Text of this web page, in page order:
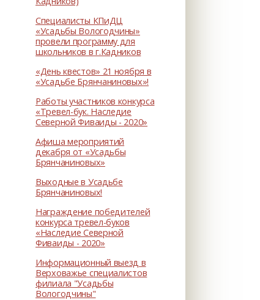
Специалисты КПиДЦ
«Усадьбы Вологодчины»
провели программу для
школьников в г.Кадников
«День квестов» 21 ноября в
«Усадьбе Брянчаниновых»!
Работы участников конкурса
«Тревел-бук. Наследие
Северной Фиваиды - 2020»
Афиша мероприятий
декабря от «Усадьбы
Брянчаниновых»
Выходные в Усадьбе
Брянчаниновых!
Награждение победителей
конкурса тревел-буков
«Наследие Северной
Фиваиды - 2020»
Информационный выезд в
Верховажье специалистов
филиала "Усадьбы
Вологодчины"